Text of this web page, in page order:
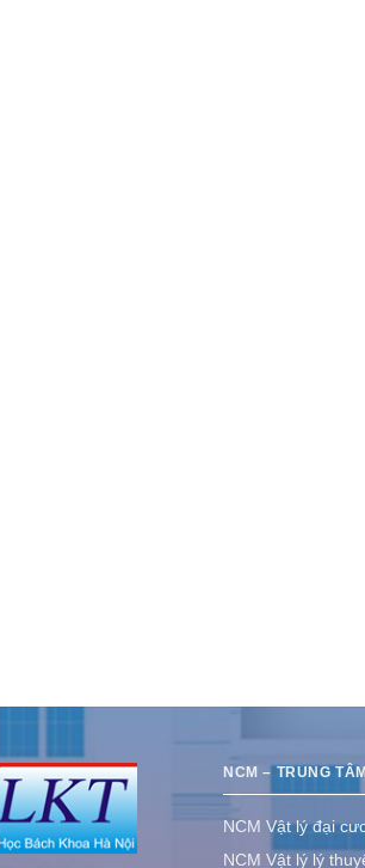
NCM – TRUNG TÂM
NCM Vật lý đại
NCM Vật lý lý